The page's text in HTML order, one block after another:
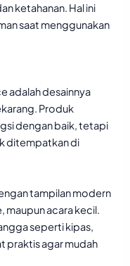
ketahanan. Hal ini
saat menggunakan
adalah desainnya
Produk
dengan baik, tetapi
ditempatkan di
tampilan modern
acara kecil.
seperti kipas,
praktis agar mudah